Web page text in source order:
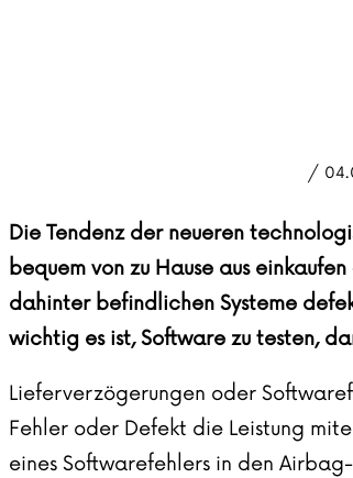
/
Die Tendenz der neueren
bequem von zu Hause aus
dahinter befindlichen Systeme
wichtig es ist, Software zu testen,
Lieferverzögerungen oder
Fehler oder Defekt die Leistung
eines Softwarefehlers in den